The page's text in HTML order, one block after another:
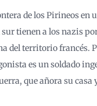
de los Pirineos en
tienen a los nazis
del territorio francés.
es un soldado
que añora su casa